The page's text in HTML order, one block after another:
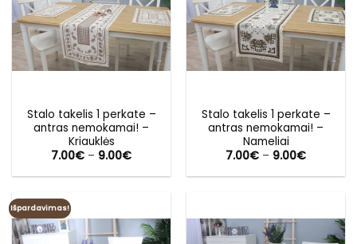
Stalo takelis 1 perkate –
antras nemokamai! –
Kriauklės
7.00€ – 9.00€Price
7.00€
Stalo takelis 1 perkate –
antras nemokamai! –
Nameliai
7.00€ – 9.00€Price
7.00€
Išpardavimas!